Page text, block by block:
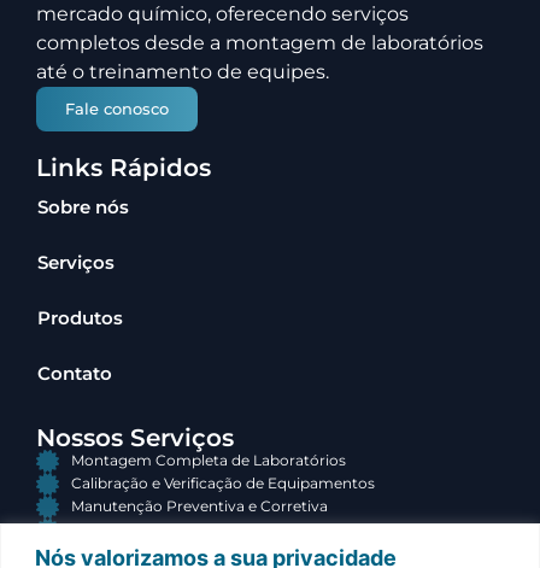
Nós valorizamos a sua privacidade
mercado químico, oferecendo serviços
completos desde a montagem de laboratórios
até o treinamento de equipes.
Fale conosco
Links Rápidos
Sobre nós
Serviços
Produtos
Contato
Nossos Serviços
Montagem Completa de Laboratórios
Calibração e Verificação de Equipamentos
Manutenção Preventiva e Corretiva
Consultoria e Terceirização